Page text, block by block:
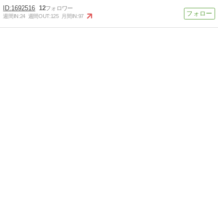
1692516 12
週間IN:24 週間OUT:125 月間IN:97